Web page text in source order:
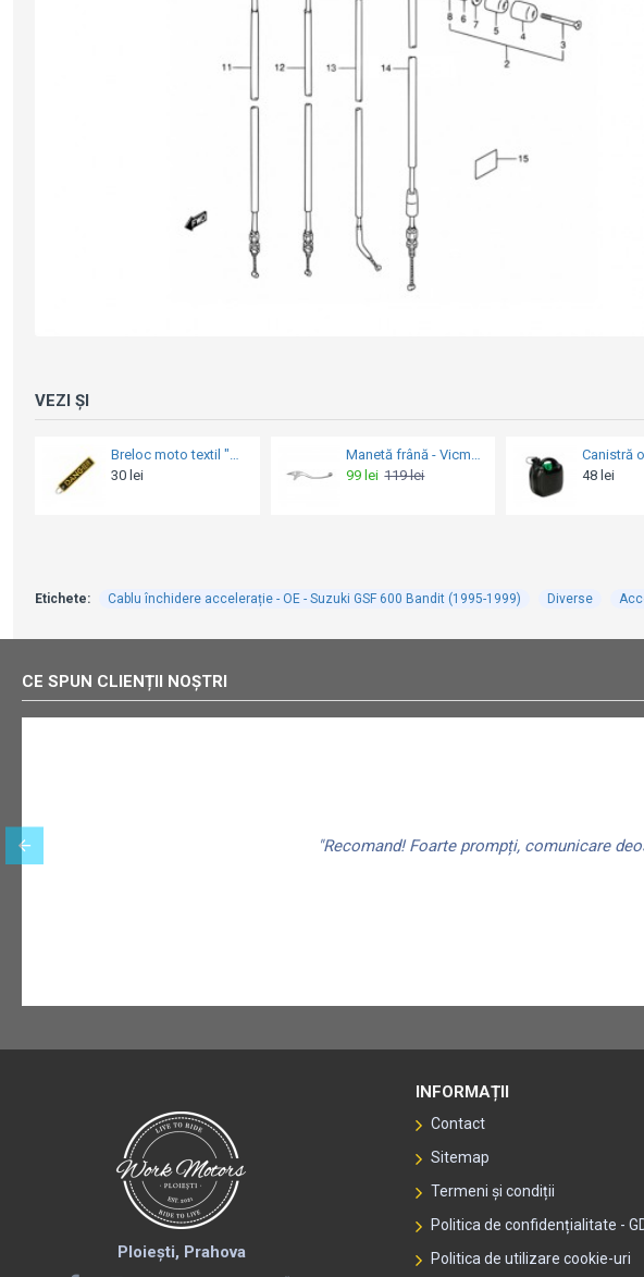
VEZI ȘI
Breloc moto textil "DANGER" brodat
Manetă frână - Vicma - Honda CB 750 F2 / FJS 400-600 / Forza 250 / NSS 250 / NTV 650 / NV 400-750 / SH 125-300 / VF 750C / VT 125-1300 / VTX 1300 / 1800
99 lei 119 lei
Canistră omologată 5L - LAMPA
Etichete: Cablu închidere accelerație - OE - Suzuki GSF 600 Bandit (1995-1999) Diverse
CE SPUN CLIENȚII NOȘTRI
"Recomand! Foarte prompți, comunicare
Ploiești, Prahova
INFORMAȚII
Contact
Sitemap
Termeni și condiții
Politica de confidențialitate -
Politica de utilizare cookie-uri